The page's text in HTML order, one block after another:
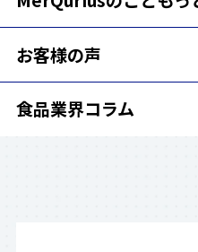
お客様の声
食品業界コラム